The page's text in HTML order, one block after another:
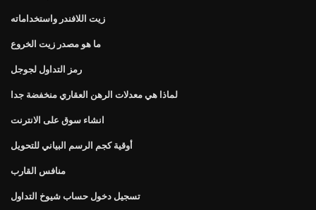
زيت اللافندر واستخداماته
ما هو مصدر زيت الخروع
رمز التداول لجوجل
لماذا هي معدلات الرهن العقاري منخفضة جدا
انشاء سوق على الانترنت
أوقية كجم الرسم البياني للتحويل
منافس القارب
تسجيل دخول حساب شيوخ التداول